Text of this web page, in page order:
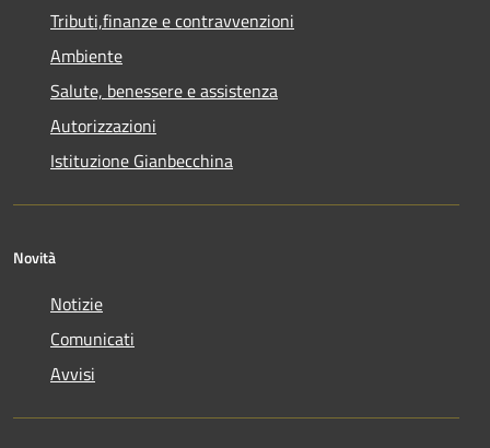
Tributi,finanze e contravvenzioni
Ambiente
Salute, benessere e assistenza
Autorizzazioni
Istituzione Gianbecchina
Novità
Notizie
Comunicati
Avvisi